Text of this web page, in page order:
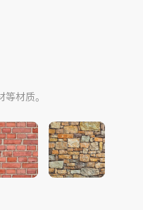
材质。